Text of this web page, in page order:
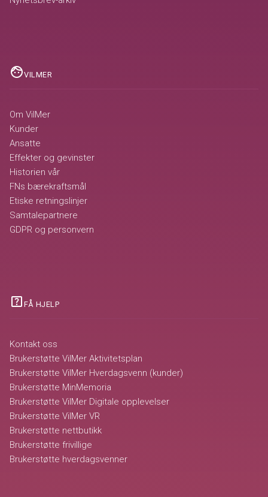
faceVILMER
Om VilMer
Kunder
Ansatte
Effekter og gevinster
Historien vår
FNs bærekraftsmål
Etiske retningslinjer
Samtalepartnere
GDPR og personvern
help_center FÅ HJELP
Kontakt oss
Brukerstøtte VilMer Aktivitetsplan
Brukerstøtte VilMer Hverdagsvenn (kunder)
Brukerstøtte MinMemoria
Brukerstøtte VilMer Digitale opplevelser
Brukerstøtte VilMer VR
Brukerstøtte nettbutikk
Brukerstøtte frivillige
Brukerstøtte hverdagsvenner